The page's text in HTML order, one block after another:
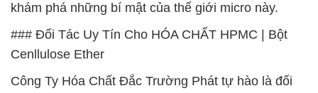
khám phá những bí mật của thế giới micro này.
### Đối Tác Uy Tín Cho HÓA CHẤT HPMC | Bột
Cenllulose Ether
Công Ty Hóa Chất Đắc Trường Phát tự hào là đối